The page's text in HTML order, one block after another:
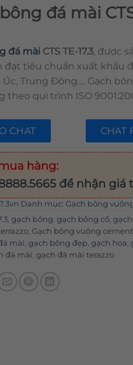
đá mài CTS
đá mài CTS TE-17.3, được
đạt tiêu chuẩn xuất khẩu
Úc, Trung Đông…. Gạch
theo qui trình ISO
CHAT CHAT
hàng:
để nhận giá
Danh mục: Gạch bông
, gạch bông, gạch bông cổ,
, Gạch bông vuông
mài, gạch bông đẹp, gạch hoa,
đá mài , gạch đá mài terazzo